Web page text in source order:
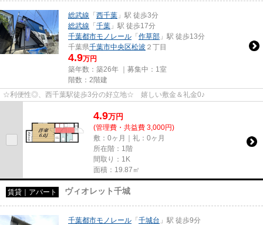
総武線 「西千葉 」駅 徒歩3分
総武線 「千葉 」駅 徒歩17分
千葉都市モノレール 「作草部 」駅 徒歩13分
千葉県千葉市中央区松波 ２丁目
4.9万円
築年数：築26年 ｜募集中： 1室
階数：2階建
☆利便性◎、西千葉駅徒歩3分の好立地☆ 嬉しい敷金＆礼金0♪
4.9万円
(管理費・共益費 3,000円)
敷：0ヶ月｜礼：0ヶ月
所在階：1階
間取り：1K
面積：19.87㎡
賃貸｜アパート ヴィオレット千城
千葉都市モノレール 「千城台 」駅 徒歩9分